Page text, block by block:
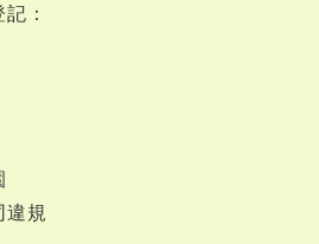
：
違規